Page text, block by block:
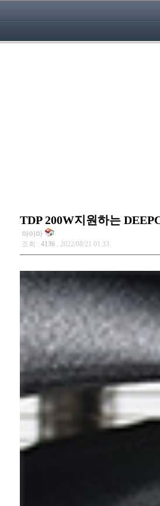
TDP 200W지원하는
아이마
조회 : 4136 , 2022/08/21 01:33